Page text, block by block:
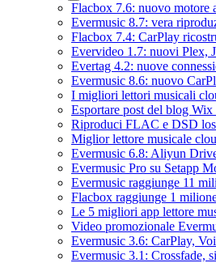
Flacbox 7.6: nuovo motore
Evermusic 8.7: vera
Flacbox 7.4: CarPlay
Evervideo 1.7: nuovi Plex,
Evertag 4.2: nuove
Evermusic 8.6: nuovo
I migliori lettori musicali
Esportare post del blog
Riproduci FLAC e DSD
Miglior lettore musicale
Evermusic 6.8: Aliyun
Evermusic Pro su Setapp
Evermusic raggiunge 11
Flacbox raggiunge 1
Le 5 migliori app lettore
Video promozionale
Evermusic 3.6: CarPlay,
Evermusic 3.1: Crossfade,